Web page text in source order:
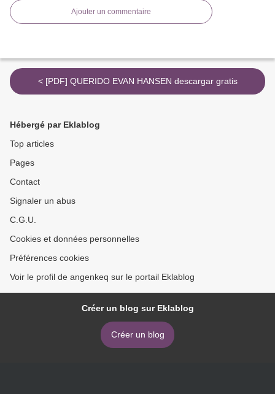
Ajouter un commentaire
< [PDF] QUERIDO EVAN HANSEN descargar gratis
Hébergé par Eklablog
Top articles
Pages
Contact
Signaler un abus
C.G.U.
Cookies et données personnelles
Préférences cookies
Voir le profil de angenkeq sur le portail Eklablog
Créer un blog sur Eklablog
Créer un blog